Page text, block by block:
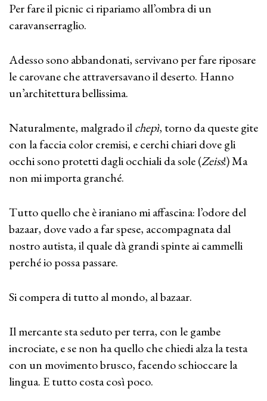
Per fare il picnic ci ripariamo all’ombra di un
caravanserraglio.
Adesso sono abbandonati, servivano per fare riposare
le carovane che attraversavano il deserto. Hanno
un’architettura bellissima.
Naturalmente, malgrado ilchepì, torno da queste gite
con la faccia color cremisi, e cerchi chiari dove gli
occhi sono protetti dagli occhiali da sole (Zeiss!) Ma
non mi importa granché.
Tutto quello che è iraniano mi affascina: l’odore del
bazaar, dove vado a far spese, accompagnata dal
nostro autista, il quale dà grandi spinte ai cammelli
perché io possa passare.
Si compera di tutto al mondo, al bazaar.
Il mercante sta seduto per terra, con le gambe
incrociate, e se non ha quello che chiedi alza la testa
con un movimento brusco, facendo schioccare la
lingua. E tutto costa così poco.